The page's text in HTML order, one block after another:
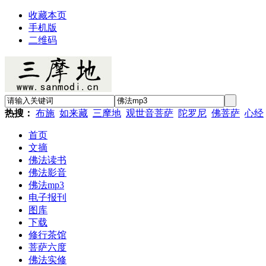
收藏本页
手机版
二维码
热搜： 布施 如来藏 三摩地 观世音菩萨 陀罗尼 佛菩萨 心经
首页
文摘
佛法读书
佛法影音
佛法mp3
电子报刊
图库
下载
修行茶馆
菩萨六度
佛法实修